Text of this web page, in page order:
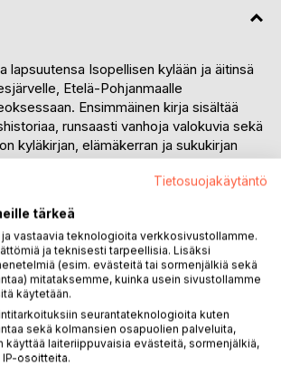
lapsuutensa Isopellisen kylään ja äitinsä
Etelä-Pohjanmaalle
Ensimmäinen kirja sisältää
runsaasti vanhoja valokuvia sekä
kyläkirjan, elämäkerran ja sukukirjan
nousee Pellisentien varrella
ohella Sihvolan isoäidin Alina
haastattelu vuodelta 1979, josta
kirjan. Alinan Etelä-Pohjanmaan
puhuva kertojanääni valaisee
elämää. Se tuo esille
perheen, kiertokoulussa lapsia
sodan vammauttaman aviomiehen ja
perheen arjen pyörittäjänä.
Tietosuojakäytäntö
tärkeä
vastaavia teknologioita verkkosivustollamme.
ja teknisesti tarpeellisia. Lisäksi
(esim. evästeitä tai sormenjälkiä sekä
mitataksemme, kuinka usein sivustollamme
käytetään.
seurantateknologioita kuten
sekä kolmansien osapuolien palveluita,
käyttää laiteriippuvaisia evästeitä, sormenjälkiä,
osoitteita.